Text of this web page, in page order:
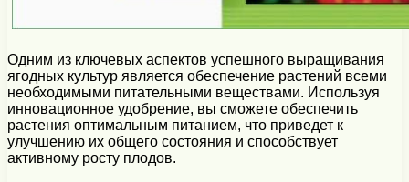
Одним из ключевых аспектов успешного выращивания
ягодных культур является обеспечение растений всеми
необходимыми питательными веществами. Используя
инновационное удобрение, вы сможете обеспечить
растения оптимальным питанием, что приведет к
улучшению их общего состояния и способствует
активному росту плодов.